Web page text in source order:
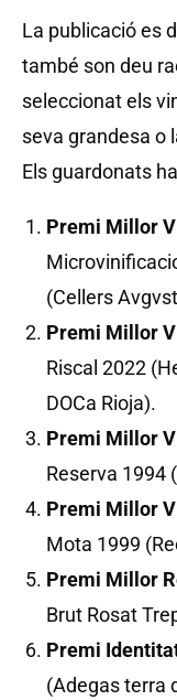
La publicació es
també son deu
seleccionat els
seva grandesa o
Els guardonats
Premi Millor
(Cellers
Premi Millor
Riscal 2022
DOCa Rioja).
Premi Millor
Reserva 1994
Premi Millor
Mota 1999
Premi Millor
Brut Rosat
Premi
(Adegas terra